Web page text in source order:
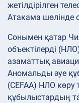
жетілдірілген
Атакама шөлінде
Сонымен қатар
объектілерді
азаматтық
Аномальды әуе
(CEFAA) НЛО көру
құбылыстардың